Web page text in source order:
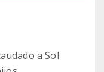
a Sol